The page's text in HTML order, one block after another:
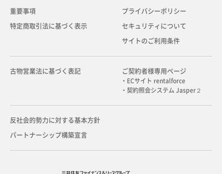
重要事項
特定商取引法に基づく表示
プライバシーポリシー
セキュリティについて
サイトのご利用条件
古物営業法に基づく表記 ご契約者様専用ページ
・ECサイト rentalforce
・契約照会システム Jasper２
反社会的勢力に対する基本方針
パートナーシップ構築宣言